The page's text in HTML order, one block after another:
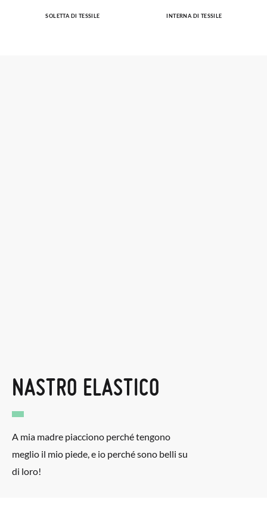
SOLETTA DI TESSILE INTERNA DI TESSILE
NASTRO ELASTICO
A mia madre piacciono perché tengono
meglio il mio piede, e io perché sono belli su
di loro!